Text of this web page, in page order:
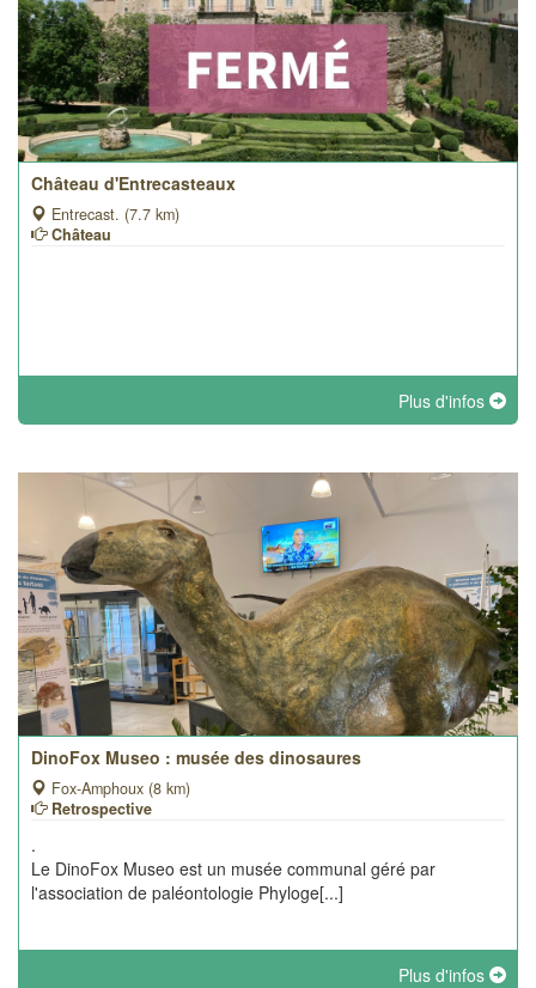
Château d'Entrecasteaux
Entrecast. (7.7 km)
Château
Plus d'infos
DinoFox Museo : musée des dinosaures
Fox-Amphoux (8 km)
Retrospective
.
Le DinoFox Museo est un musée communal géré par
l'association de paléontologie Phyloge[...]
Plus d'infos